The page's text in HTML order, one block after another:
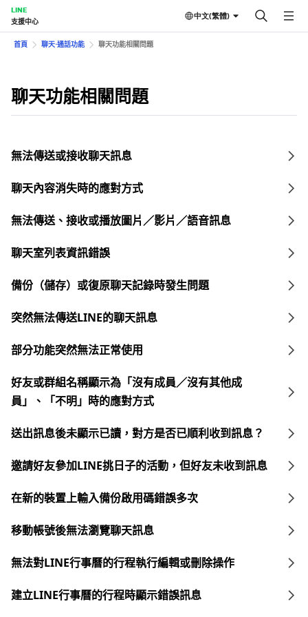
LINE
支援中心
中文(繁體)
首頁 聊天⋅通話功能 聊天功能相關問題
聊天功能相關問題
無法傳送或接收聊天訊息
聊天內容消失時的應對方式
無法傳送、接收或播放圖片／影片／語音訊息
聊天室列表資訊錯誤
備份（儲存）或復原聊天記錄時發生問題
突然無法傳送LINE的聊天訊息
部分功能突然無法正常使用
好友或群組名稱顯示為「沒有成員／沒有其他成
員」、「不明」時的應對方式
送出訊息後未顯示已讀，對方是否已順利收到訊息？
邀請好友參加LINE挑日子的活動，但好友未收到訊息
在新的裝置上輸入備份啟用碼錯誤多次
移動帳號後無法瀏覽聊天訊息
無法對LINE行事曆的行程執行編輯或刪除操作
建立LINE行事曆的行程時顯示錯誤訊息